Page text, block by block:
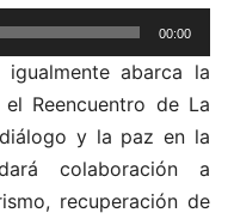
00:00
abarca la
Reencuentro de La
y la paz en la
colaboración a
recuperación de